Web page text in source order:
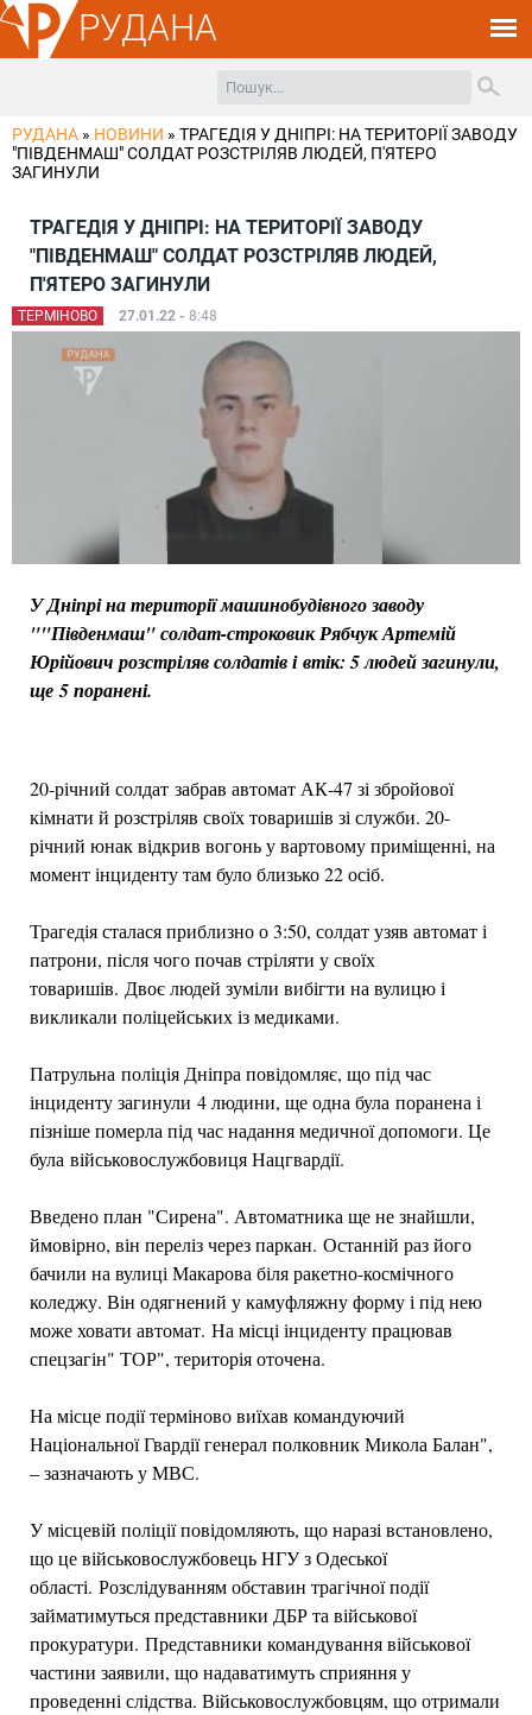
РУДАНА
РУДАНА » НОВИНИ » ТРАГЕДІЯ У ДНІПРІ: НА ТЕРИТОРІЇ ЗАВОДУ
"ПІВДЕНМАШ" СОЛДАТ РОЗСТРІЛЯВ ЛЮДЕЙ, П'ЯТЕРО
ЗАГИНУЛИ
ТРАГЕДІЯ У ДНІПРІ: НА ТЕРИТОРІЇ ЗАВОДУ
"ПІВДЕНМАШ" СОЛДАТ РОЗСТРІЛЯВ ЛЮДЕЙ,
П'ЯТЕРО ЗАГИНУЛИ
ТЕРМІНОВО 27.01.22 - 8:48
У Дніпрі на території машинобудівного заводу
""Південмаш" солдат-строковик Рябчук Артемій
Юрійович розстріляв солдатів і втік: 5 людей загинули,
ще 5 поранені.
20-річний солдат забрав автомат АК-47 зі збройової
кімнати й розстріляв своїх товаришів зі служби. 20-
річний юнак відкрив вогонь у вартовому приміщенні, на
момент інциденту там було близько 22 осіб.
Трагедія сталася приблизно о 3:50, солдат узяв автомат і
патрони, після чого почав стріляти у своїх
товаришів. Двоє людей зуміли вибігти на вулицю і
викликали поліцейських із медиками.
Патрульна поліція Дніпра повідомляє, що під час
інциденту загинули 4 людини, ще одна була поранена і
пізніше померла під час надання медичної допомоги. Це
була військовослужбовиця Нацгвардії.
Введено план "Сирена". Автоматника ще не знайшли,
ймовірно, він переліз через паркан. Останній раз його
бачили на вулиці Макарова біля ракетно-космічного
коледжу. Він одягнений у камуфляжну форму і під нею
може ховати автомат. На місці інциденту працював
спецзагін" ТОР", територія оточена.
На місце події терміново виїхав командуючий
Національної Гвардії генерал полковник Микола Балан",
– зазначають у МВС.
У місцевій поліції повідомляють, що наразі встановлено,
що це військовослужбовець НГУ з Одеської
області. Розслідуванням обставин трагічної події
займатимуться представники ДБР та військової
прокуратури. Представники командування військової
частини заявили, що надаватимуть сприяння у
проведенні слідства. Військовослужбовцям, що отримали